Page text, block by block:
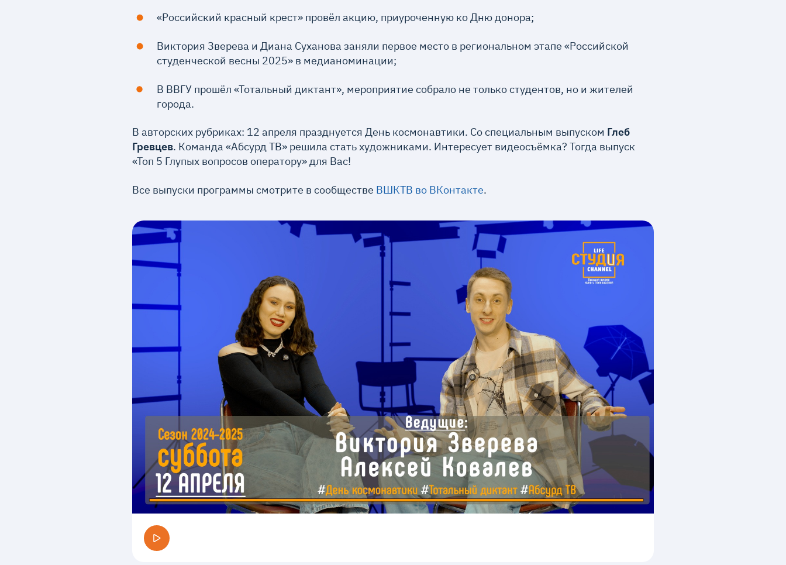
«Российский красный крест» провёл акцию, приуроченную ко Дню донора;
Виктория Зверева и Диана Суханова заняли первое место в региональном этапе «Российской
студенческой весны 2025» в медианоминации;
В ВВГУ прошёл «Тотальный диктант», мероприятие собрало не только студентов, но и жителей
города.
В авторских рубриках: 12 апреля празднуется День космонавтики. Со специальным выпуском Глеб
Гревцев. Команда «Абсурд ТВ» решила стать художниками. Интересует видеосъёмка? Тогда выпуск
«Топ 5 Глупых вопросов оператору» для Вас!
Все выпуски программы смотрите в сообществе ВШКТВ во ВКонтакте.